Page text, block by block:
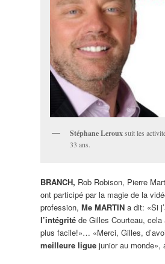
Stéphane Lerouxsuit les
33 ans.
BRANCH, Rob Robison, Pierre
ont participé par la magie de la
profession, Me MARTINa dit: «Si
l’intégritéde Gilles Courteau, cela
plus facile!»… «Merci, Gilles,
meilleure liguejunior au monde»,